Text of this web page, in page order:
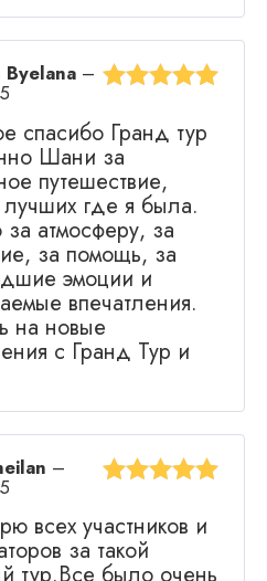
5
Byelana –
спасибо Гранд тур
Шани за
путешествие,
где я была.
атмосферу, за
за помощь, за
эмоции и
впечатления.
на новые
с Гранд Тур и
5
–
всех участников и
за такой